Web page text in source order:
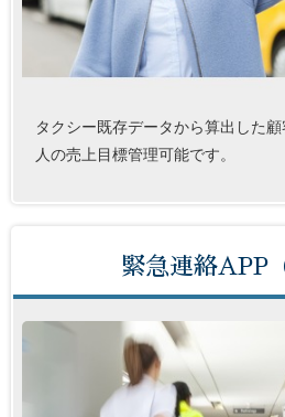
タクシー既存データから算出した
人の売上目標管理可能です。
緊急連絡APP